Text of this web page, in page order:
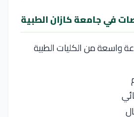
في جامعة كازان الطبية
واسعة من الكليات الطبية